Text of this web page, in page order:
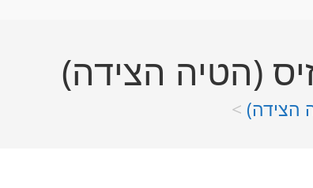
(הטיה הצידה)
הצידה) >